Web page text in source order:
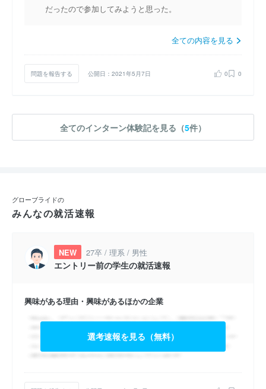
だったので参加してみようと思った。
全ての内容を見る
問題を報告する 公開日：2021年5月7日 0 0
全てのインターン体験記を見る（5件）
グローブライドの
みんなの就活速報
NEW 27卒 / 理系 / 男性
エントリー前の学生の就活速報
興味がある理由・興味があるほかの企業
選考速報を見る（無料）